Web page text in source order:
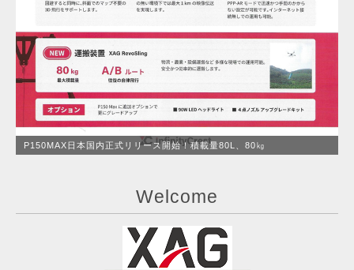
P150MAX日本国内正式リリース開始！積載量80L、80㎏
Welcome